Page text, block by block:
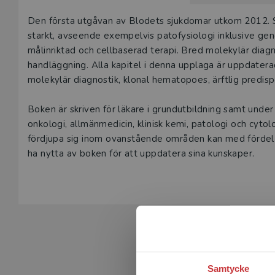
Samtycke
Våra
under 180
vår
Den här
Beskrivning
Den första utgåvan av Blodets sjukdomar utkom 2012.
starkt, avseende exempelvis patofysiologi inklusive
målinriktad och cellbaserad terapi. Bred molekylär
handläggning. Alla kapitel i denna upplaga är
molekylär diagnostik, klonal hematopoes, ärftlig
Boken är skriven för läkare i grundutbildning samt
onkologi, allmänmedicin, klinisk kemi, patologi och
fördjupa sig inom ovanstående områden kan med
ha nytta av boken för att uppdatera sina kunskaper.